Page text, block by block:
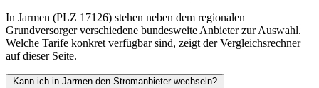
In Jarmen (PLZ 17126) stehen neben dem regionalen
Grundversorger verschiedene bundesweite Anbieter zur Auswahl.
Welche Tarife konkret verfügbar sind, zeigt der Vergleichsrechner
auf dieser Seite.
Kann ich in Jarmen den Stromanbieter wechseln?